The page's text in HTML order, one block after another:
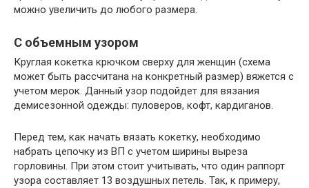
можно увеличить до любого размера.
С объемным узором
Круглая кокетка крючком сверху для женщин (схема
может быть рассчитана на конкретный размер) вяжется с
учетом мерок. Данный узор подойдет для вязания
демисезонной одежды: пуловеров, кофт, кардиганов.
Перед тем, как начать вязать кокетку, необходимо
набрать цепочку из ВП с учетом ширины выреза
горловины. При этом стоит учитывать, что один раппорт
узора составляет 13 воздушных петель. Так, к примеру,